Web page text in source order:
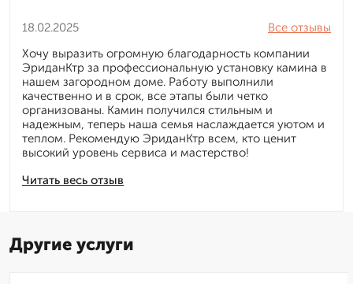
18.02.2025
Читать весь отзыв
Все отзывы
Хочу выразить огромную благодарность компании
ЭриданКтр за профессиональную установку камина в
нашем загородном доме. Работу выполнили
качественно и в срок, все этапы были четко
организованы. Камин получился стильным и
надежным, теперь наша семья наслаждается уютом и
теплом. Рекомендую ЭриданКтр всем, кто ценит
высокий уровень сервиса и мастерство!
Другие услуги